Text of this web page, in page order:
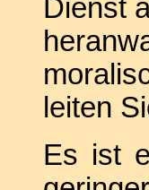
Dienst
leiten
Es ist